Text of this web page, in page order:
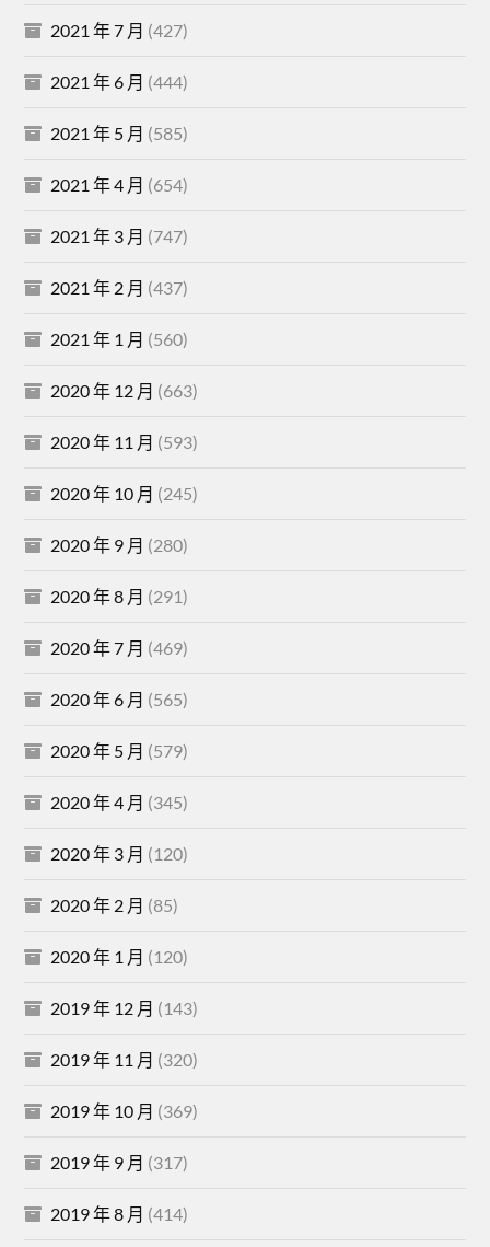
2021 年 7 月 (427)
2021 年 6 月 (444)
2021 年 5 月 (585)
2021 年 4 月 (654)
2021 年 3 月 (747)
2021 年 2 月 (437)
2021 年 1 月 (560)
2020 年 12 月 (663)
2020 年 11 月 (593)
2020 年 10 月 (245)
2020 年 9 月 (280)
2020 年 8 月 (291)
2020 年 7 月 (469)
2020 年 6 月 (565)
2020 年 5 月 (579)
2020 年 4 月 (345)
2020 年 3 月 (120)
2020 年 2 月 (85)
2020 年 1 月 (120)
2019 年 12 月 (143)
2019 年 11 月 (320)
2019 年 10 月 (369)
2019 年 9 月 (317)
2019 年 8 月 (414)